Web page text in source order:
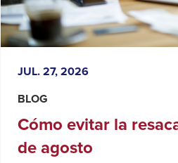
la
resaca
financiera
agosto
JUL. 27, 2026
BLOG
Cómo evitar la
de agosto